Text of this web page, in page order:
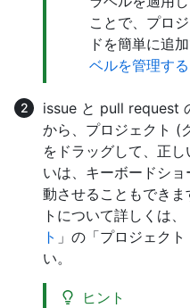
ことで、プロ
ドを簡単に追
ベルを管理する
issue と pull request
から、プロジェクト (
をドラッグして、正
いは、キーボードシ
動させることもでき
トについて詳しくは、
ト 」の「プロジェク
い。
ヒント